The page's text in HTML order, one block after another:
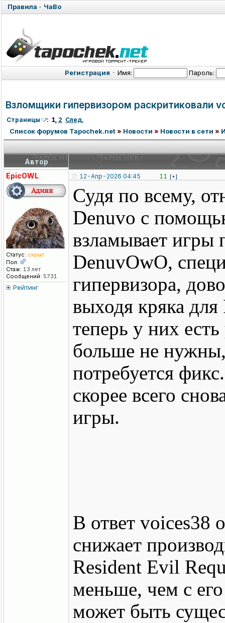
Правила · ЧаВо
Регистрация · Имя: Пароль:
Взломщики гипервизором раскритиковали
Страницы : 1, 2 След.
Список форумов Tapochek.net» Новости » Новости в сети »
Автор
EpicOWL
Статус: скрыт
Пол:
Стаж: 13 лет
Сообщений: 5731
Рейтинг
12-Апр-2026 04:45 11 [+]
Судя по всему,
Denuvo с
взламывает
DenuvOwO,
гипервизора,
выходя кряка
теперь у них
больше не нужны,
потребуется
скорее всего
игры.
В ответ voices38
снижает
Resident Evil
меньше, чем с
может быть